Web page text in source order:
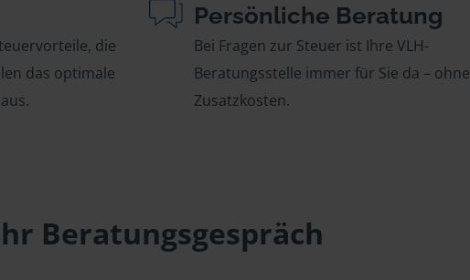
die
das optimale
Persönliche Beratung
Bei Fragen zur Steuer ist Ihre VLH-
Beratungsstelle immer für Sie da – ohne
Zusatzkosten.
Beratungsgespräch